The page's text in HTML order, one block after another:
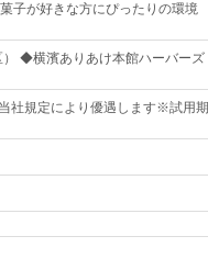
子が好きな方にぴったりの環境
◆横濱ありあけ本館ハーバーズ
社規定により優遇します※試用期